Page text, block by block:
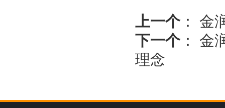
上一个： 金
下一个： 金
理念